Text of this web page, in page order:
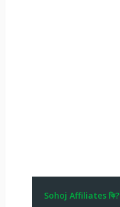
Sohoj Affiliates কি?